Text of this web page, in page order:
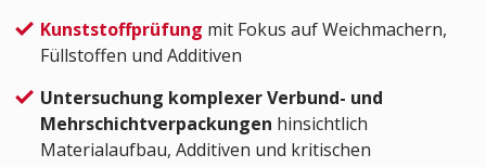
Kunststoffprüfung mit Fokus auf Weichmachern,
Füllstoffen und Additiven
Untersuchung komplexer Verbund- und
Mehrschichtverpackungen hinsichtlich
Materialaufbau, Additiven und kritischen